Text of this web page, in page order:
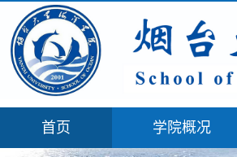
首页 学院概况